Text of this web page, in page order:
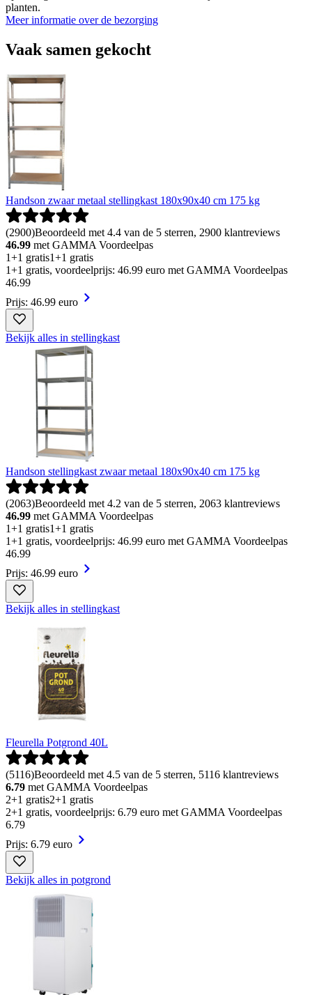
planten.
Meer informatie over de bezorging
Vaak samen gekocht
Handson zwaar metaal stellingkast 180x90x40 cm 175 kg
(2900)Beoordeeld met 4.4 van de 5 sterren, 2900 klantreviews
46.99 met GAMMA Voordeelpas
1+1 gratis1+1 gratis
1+1 gratis, voordeelprijs: 46.99 euro met GAMMA Voordeelpas
46.99
Prijs: 46.99 euro
Bekijk alles in stellingkast
Handson stellingkast zwaar metaal 180x90x40 cm 175 kg
(2063)Beoordeeld met 4.2 van de 5 sterren, 2063 klantreviews
46.99 met GAMMA Voordeelpas
1+1 gratis1+1 gratis
1+1 gratis, voordeelprijs: 46.99 euro met GAMMA Voordeelpas
46.99
Prijs: 46.99 euro
Bekijk alles in stellingkast
Fleurella Potgrond 40L
(5116)Beoordeeld met 4.5 van de 5 sterren, 5116 klantreviews
6.79 met GAMMA Voordeelpas
2+1 gratis2+1 gratis
2+1 gratis, voordeelprijs: 6.79 euro met GAMMA Voordeelpas
6.79
Prijs: 6.79 euro
Bekijk alles in potgrond